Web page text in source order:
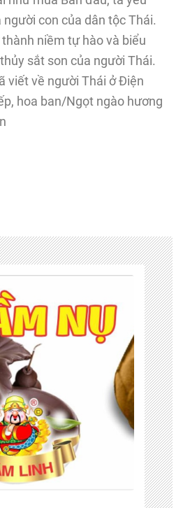
con của dân tộc Thái.
niềm tự hào và biểu
sắt son của người Thái.
viết về người Thái ở Điện
hoa ban/Ngọt ngào hương